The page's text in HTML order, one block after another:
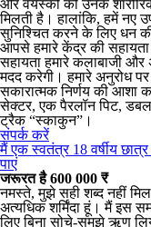
और वयस्कों को उनके
मिलती है। हालांकि, हमें नए
सुनिश्चित करने के लिए धन
आपसे हमारे केंद्र की
सहायता हमारे कलाबाजी
मदद करेगी। हमारे अनुरोध
सकारात्मक निर्णय की आशा
सेक्टर, एक पैरलॉन पिट, डबल
ट्रैक “स्काकुन”।
संपर्क करें
मैं एक स्वतंत्र 18 वर्षीय
पाएं
जरूरत है 600 000 ₹
नमस्ते, मुझे सही शब्द नहीं
अत्यधिक शर्मिंदा हूं। मैं इस
लिए बिना सोचे-समझे ऋण